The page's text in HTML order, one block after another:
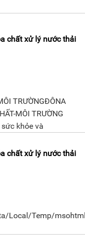
chất xử lý nước thải
TRƯỜNGĐÔNA
MÔI TRƯỜNG
khỏe và
chất xử lý nước thải
Local/Temp/